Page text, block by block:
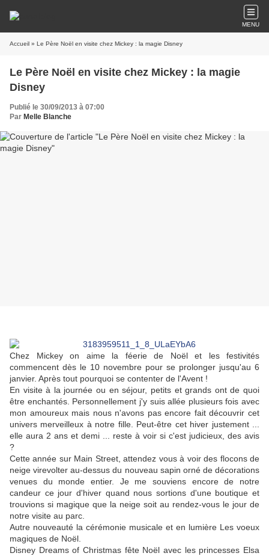
MENU
Accueil » Le Père Noël en visite chez Mickey : la magie Disney
Le Père Noël en visite chez Mickey : la magie
Disney
Publié le 30/09/2013 à 07:00
Par Melle Blanche
Chez Mickey on aime la féerie de Noël et les festivités
commencent dès le 10 novembre pour se prolonger jusqu'au 6
janvier. Après tout pourquoi se contenter de l'Avent !
En visite à la journée ou en séjour, petits et grands ont de quoi
être enchantés. Personnellement j'y suis allée plusieurs fois avec
mon amoureux mais nous n'avons pas encore fait découvrir cet
univers merveilleux à notre fille. Peut-être cet hiver justement ...
elle aura 2 ans et demi ... reste à voir si c'est judicieux, des avis
?
Cette année sur Main Street, attendez vous à voir des flocons de
neige virevolter au-dessus du nouveau sapin orné de décorations
venues du monde entier. Je me souviens encore de notre
candeur ce jour d'hiver quand nous sortions d'une boutique et
trouvions si magique que la neige soit au rendez-vous le jour de
notre visite au parc.
Autre nouveauté la cérémonie musicale et en lumière Les voeux
magiques de Noël.
Disney Dreams of Christmas fête Noël avec les princesses Elsa